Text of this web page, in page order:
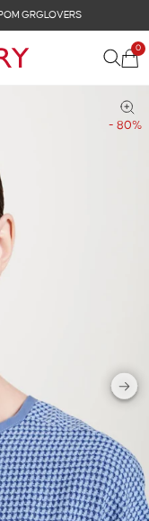
ACIMA DE R$ 899
0
- 80%